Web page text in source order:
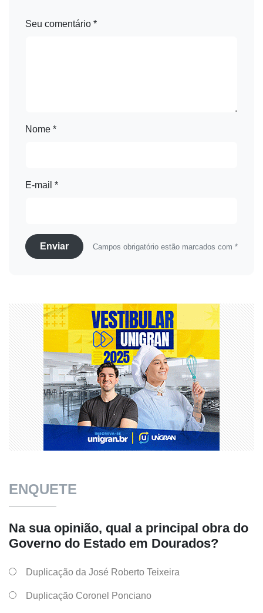
Seu comentário *
Nome *
E-mail *
Enviar Campos obrigatório estão marcados com *
ENQUETE
Na sua opinião, qual a principal obra do
Governo do Estado em Dourados?
Duplicação da José Roberto Teixeira
Duplicação Coronel Ponciano